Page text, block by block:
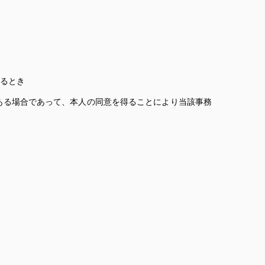
とき
場合であって、本人の同意を得ることにより当該事務